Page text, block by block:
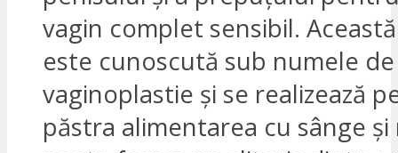
vagin complet sensibil.
este cunoscută sub numele de
vaginoplastie și se realizează
păstra alimentarea cu sânge și